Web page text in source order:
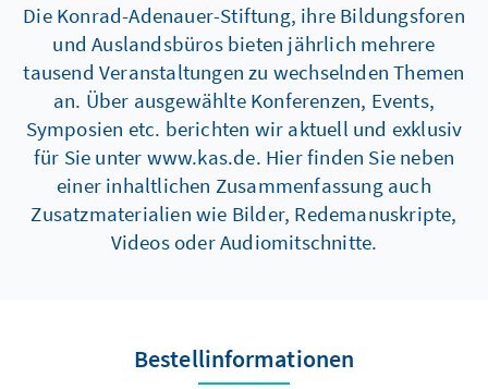
Die Konrad-Adenauer-Stiftung, ihre Bildungsforen
und Auslandsbüros bieten jährlich mehrere
tausend Veranstaltungen zu wechselnden Themen
an. Über ausgewählte Konferenzen, Events,
Symposien etc. berichten wir aktuell und exklusiv
für Sie unter www.kas.de. Hier finden Sie neben
einer inhaltlichen Zusammenfassung auch
Zusatzmaterialien wie Bilder, Redemanuskripte,
Videos oder Audiomitschnitte.
Bestellinformationen